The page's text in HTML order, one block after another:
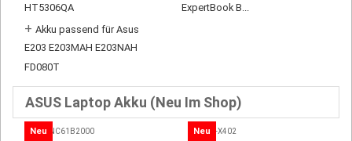
HT5306QA
ExpertBook B...
+ Akku passend für Asus
E203 E203MAH E203NAH
FD080T
ASUS Laptop Akku (Neu Im Shop)
Neu Neu